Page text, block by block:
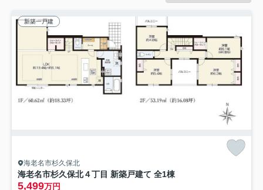
新築一戸建
海老名市杉久保北
海老名市杉久保北４丁目 新築戸建て 全1棟
5,499万円